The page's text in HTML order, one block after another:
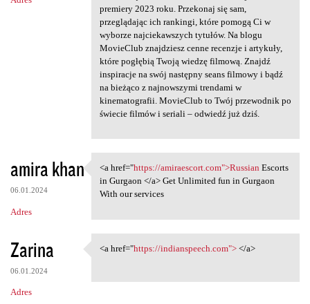
premiery 2023 roku. Przekonaj się sam,
przeglądając ich rankingi, które pomogą Ci w
wyborze najciekawszych tytułów. Na blogu
MovieClub znajdziesz cenne recenzje i artykuły,
które pogłębią Twoją wiedzę filmową. Znajdź
inspiracje na swój następny seans filmowy i bądź
na bieżąco z najnowszymi trendami w
kinematografii. MovieClub to Twój przewodnik po
świecie filmów i seriali – odwiedź już dziś.
amira khan
06.01.2024
Adres
<a href="https://amiraescort
<a href="https://amiraescort.com">Russian Escorts
in Gurgaon </a> Get Unlimited fun in Gurgaon
With our services
Zarina
06.01.2024
Adres
<a href="https://indianspeech
<a href="https://indianspeech.com"></a>